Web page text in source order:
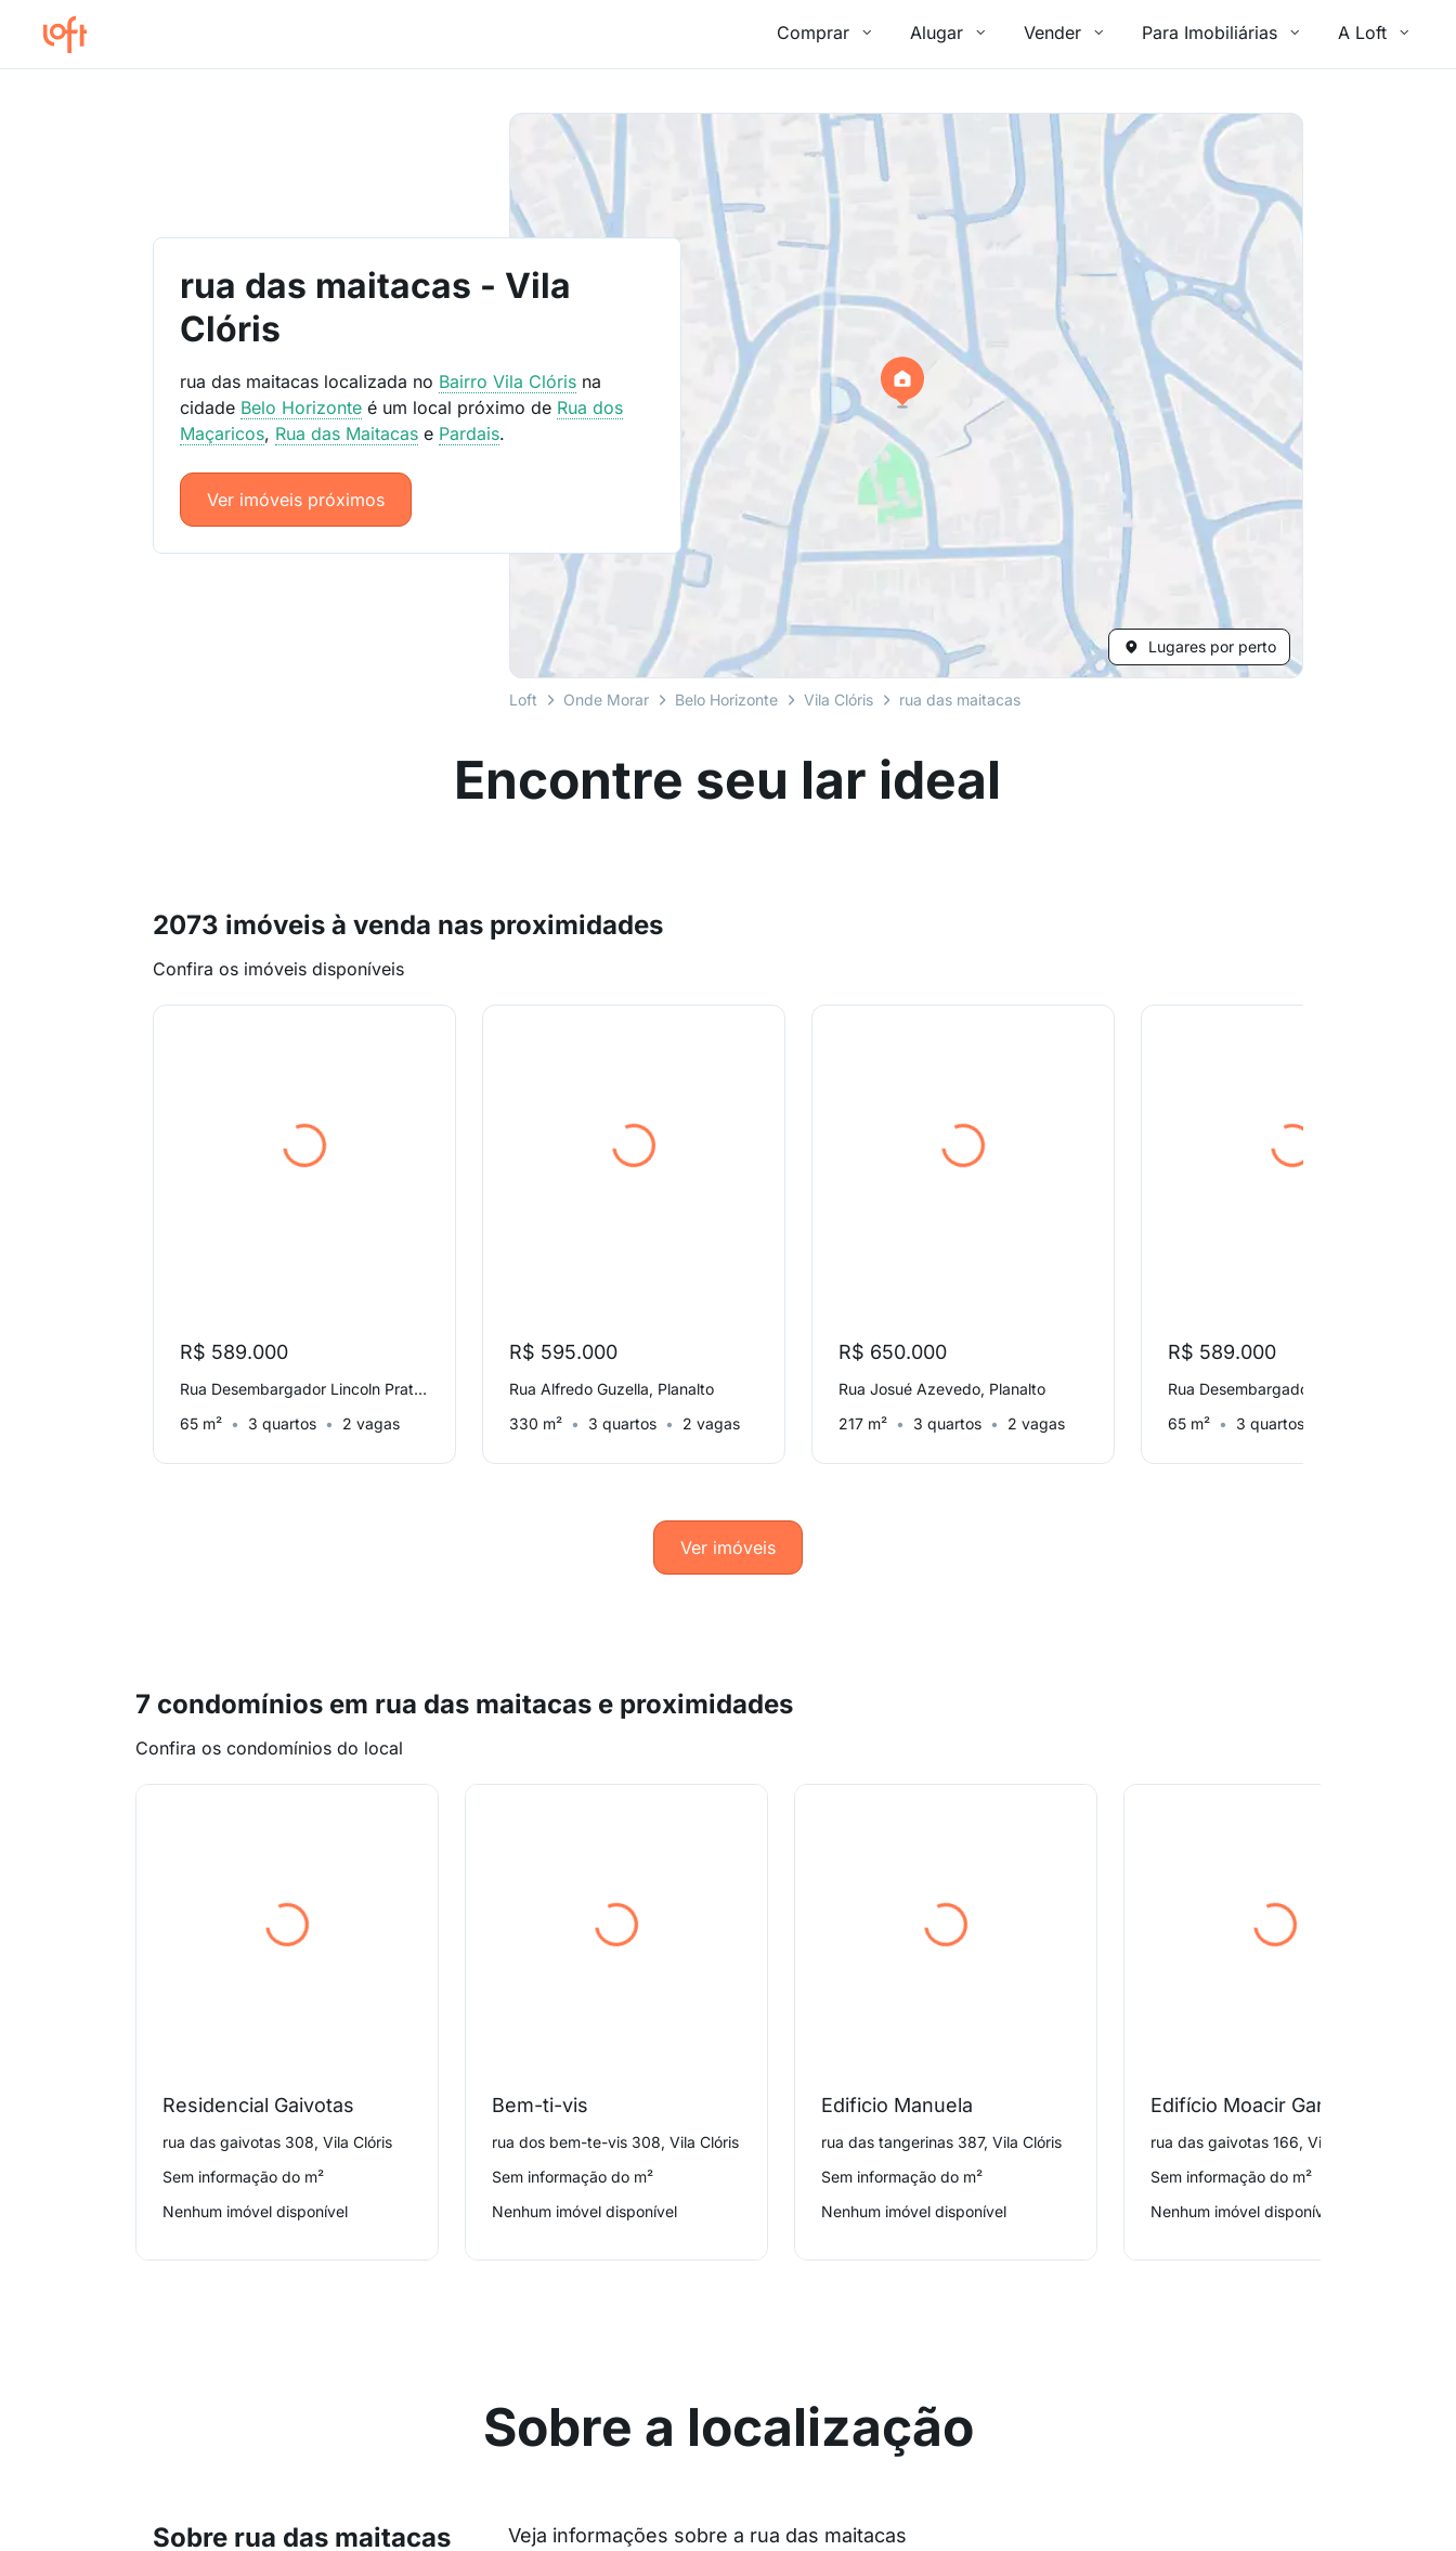
Comprar Alugar Vender Para Imobiliárias A Loft
Lugares por perto
Loft Onde Morar Belo Horizonte Vila Clóris rua das maitacas
rua das maitacas - Vila
Clóris
rua das maitacas localizada no BairroVila Clóris na
cidade Belo Horizonte é um local próximo de Rua dos
Maçaricos, Rua das Maitacas e Pardais.
Ver imóveis próximos
Encontre seu lar ideal
2073 imóveis à venda nas proximidades
Confira os imóveis disponíveis
R$ 589.000
Rua Desembargador Lincoln Prates, Itapoã
65 m²
3 quartos 2 vagas
R$ 595.000
Rua Alfredo Guzella, Planalto
330 m²
3 quartos 2 vagas
R$ 650.000
Rua Josué Azevedo, Planalto
217 m²
3 quartos 2 vagas
R$ 589.000
65 m²
3 quartos
Ver imóveis
7 condomínios em rua das maitacas e proximidades
Confira os condomínios do local
Residencial Gaivotas
rua das gaivotas 308, Vila Clóris
Sem informação do m²
Nenhum imóvel disponível
Bem-ti-vis
rua dos bem-te-vis 308, Vila Clóris
Sem informação do m²
Nenhum imóvel disponível
Edificio Manuela
rua das tangerinas 387, Vila Clóris
Sem informação do m²
Nenhum imóvel disponível
Edifício Moacir Garcia
rua das gaivotas 166, Vila Clóris
Sem informação do m²
Nenhum imóvel disponível
Sobre a localização
Sobre rua das maitacas Veja informações sobre a rua das maitacas